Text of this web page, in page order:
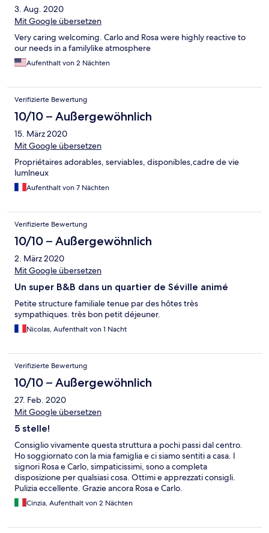
3. Aug. 2020
Mit Google übersetzen
Very caring welcoming. Carlo and Rosa were highly reactive to
our needs in a familylike atmosphere
Aufenthalt von 2 Nächten
Verifizierte Bewertung
10/10 – Außergewöhnlich
15. März 2020
Mit Google übersetzen
Propriétaires adorables, serviables, disponibles,cadre de vie
lumlneux
Aufenthalt von 7 Nächten
Verifizierte Bewertung
10/10 – Außergewöhnlich
2. März 2020
Mit Google übersetzen
Un super B&B dans un quartier de Séville animé
Petite structure familiale tenue par des hôtes très
sympathiques. très bon petit déjeuner.
Nicolas, Aufenthalt von 1 Nacht
Verifizierte Bewertung
10/10 – Außergewöhnlich
27. Feb. 2020
Mit Google übersetzen
5 stelle!
Consiglio vivamente questa struttura a pochi passi dal centro.
Ho soggiornato con la mia famiglia e ci siamo sentiti a casa. I
signori Rosa e Carlo, simpaticissimi, sono a completa
disposizione per qualsiasi cosa. Ottimi e apprezzati consigli.
Pulizia eccellente. Grazie ancora Rosa e Carlo.
Cinzia, Aufenthalt von 2 Nächten